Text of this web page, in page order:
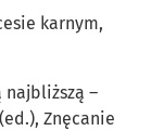
karnym,
najbliższą –
Znęcanie